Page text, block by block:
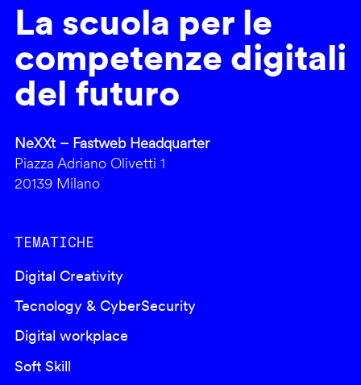
La scuola per le
competenze digitali
del futuro
NeXXt – Fastweb Headquarter
Piazza Adriano Olivetti 1
20139 Milano
TEMATICHE
Digital Creativity
Tecnology & CyberSecurity
Digital workplace
Soft Skill